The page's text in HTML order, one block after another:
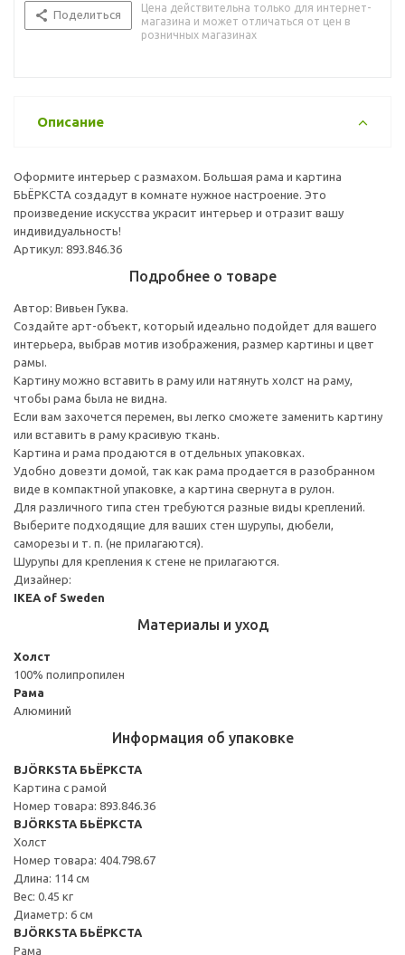
Поделиться
Цена действительна только для интернет-
магазина и может отличаться от цен в
розничных магазинах
Описание
Оформите интерьер с размахом. Большая рама и картина
БЬЁРКСТА создадут в комнате нужное настроение. Это
произведение искусства украсит интерьер и отразит вашу
индивидуальность!
Артикул: 893.846.36
Подробнее о товаре
Автор: Вивьен Гуква.
Создайте арт-объект, который идеально подойдет для вашего
интерьера, выбрав мотив изображения, размер картины и цвет
рамы.
Картину можно вставить в раму или натянуть холст на раму,
чтобы рама была не видна.
Если вам захочется перемен, вы легко сможете заменить картину
или вставить в раму красивую ткань.
Картина и рама продаются в отдельных упаковках.
Удобно довезти домой, так как рама продается в разобранном
виде в компактной упаковке, а картина свернута в рулон.
Для различного типа стен требуются разные виды креплений.
Выберите подходящие для ваших стен шурупы, дюбели,
саморезы и т. п. (не прилагаются).
Шурупы для крепления к стене не прилагаются.
Дизайнер:
IKEA of Sweden
Материалы и уход
Холст
100% полипропилен
Рама
Алюминий
Информация об упаковке
BJÖRKSTA БЬЁРКСТА
Картина с рамой
Номер товара: 893.846.36
BJÖRKSTA БЬЁРКСТА
Холст
Номер товара: 404.798.67
Длина: 114 см
Вес: 0.45 кг
Диаметр: 6 см
BJÖRKSTA БЬЁРКСТА
Рама